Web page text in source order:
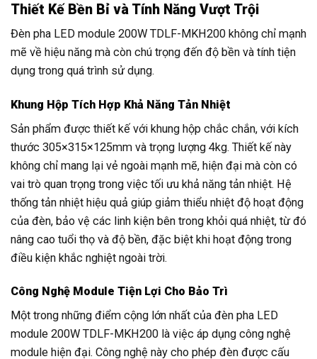
Thiết Kế Bền Bỉ và Tính Năng Vượt Trội
Đèn pha LED module 200W TDLF-MKH200 không chỉ mạnh
mẽ về hiệu năng mà còn chú trọng đến độ bền và tính tiện
dụng trong quá trình sử dụng.
Khung Hộp Tích Hợp Khả Năng Tản Nhiệt
Sản phẩm được thiết kế với khung hộp chắc chắn, với kích
thước 305×315×125mm và trọng lượng 4kg. Thiết kế này
không chỉ mang lại vẻ ngoài mạnh mẽ, hiện đại mà còn có
vai trò quan trọng trong việc tối ưu khả năng tản nhiệt. Hệ
thống tản nhiệt hiệu quả giúp giảm thiểu nhiệt độ hoạt động
của đèn, bảo vệ các linh kiện bên trong khỏi quá nhiệt, từ đó
nâng cao tuổi thọ và độ bền, đặc biệt khi hoạt động trong
điều kiện khắc nghiệt ngoài trời.
Công Nghệ Module Tiện Lợi Cho Bảo Trì
Một trong những điểm cộng lớn nhất của đèn pha LED
module 200W TDLF-MKH200 là việc áp dụng công nghệ
module hiện đại. Công nghệ này cho phép đèn được cấu